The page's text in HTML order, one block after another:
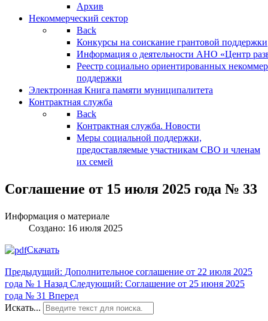
Архив
Некоммерческий сектор
Back
Конкурсы на соискание грантовой поддержки
Информация о деятельности АНО «Центр
Реестр социально ориентированных
поддержки
Электронная Книга памяти муниципалитета
Контрактная служба
Back
Контрактная служба. Новости
Меры социальной поддержки,
предоставляемые участникам СВО и членам
их семей
Соглашение от 15 июля 2025 года № 33
Информация о материале
Создано: 16 июля 2025
Скачать
Предыдущий: Дополнительное соглашение от 22 июля 2025
года № 1 Назад Следующий: Соглашение от 25 июня 2025
года № 31 Вперед
Искать...